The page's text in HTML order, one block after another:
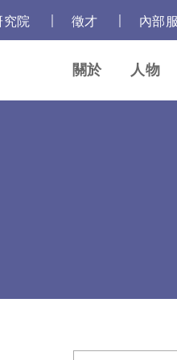
究院 徵才 內部
關於 人物